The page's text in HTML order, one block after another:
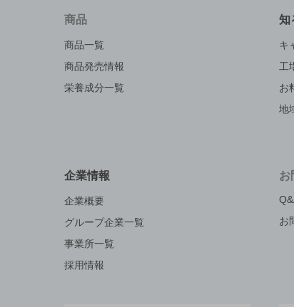
商品
商品一覧
商品発売情報
栄養成分一覧
知
キ
工
お
地
企業情報
企業概要
グループ企業一覧
事業所一覧
採用情報
お
お